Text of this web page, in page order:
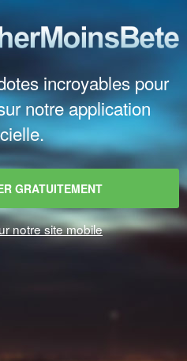
incroyables pour
notre application
GRATUITEMENT
notre site mobile